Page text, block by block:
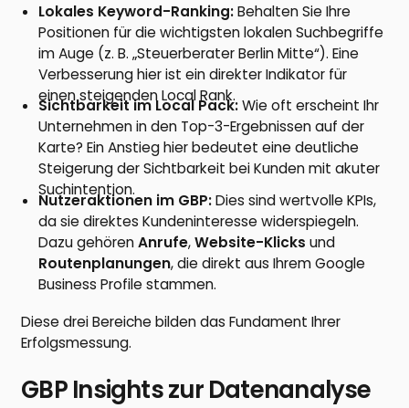
Lokales Keyword-Ranking:Behalten Sie Ihre
Positionen für die wichtigsten lokalen Suchbegriffe
im Auge (z. B. „Steuerberater Berlin Mitte“). Eine
Verbesserung hier ist ein direkter Indikator für
einen steigenden Local Rank.
Sichtbarkeit im Local Pack:Wie oft erscheint Ihr
Unternehmen in den Top-3-Ergebnissen auf der
Karte? Ein Anstieg hier bedeutet eine deutliche
Steigerung der Sichtbarkeit bei Kunden mit akuter
Suchintention.
Nutzeraktionen im GBP:Dies sind wertvolle KPIs,
da sie direktes Kundeninteresse widerspiegeln.
Dazu gehörenAnrufe,Website-Klicks und
Routenplanungen, die direkt aus Ihrem Google
Business Profile stammen.
Diese drei Bereiche bilden das Fundament Ihrer
Erfolgsmessung.
GBP Insights zur Datenanalyse